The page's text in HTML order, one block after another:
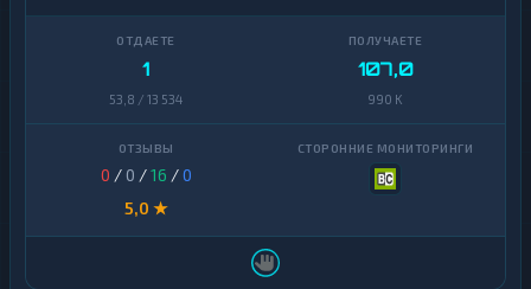
1
53,8 / 13 534
107,0
990 K
0 / 0 /16 /0
5,0 ★